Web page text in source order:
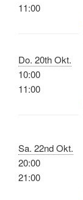
11:00
Do. 20th Okt.
10:00
11:00
Sa. 22nd Okt.
20:00
21:00